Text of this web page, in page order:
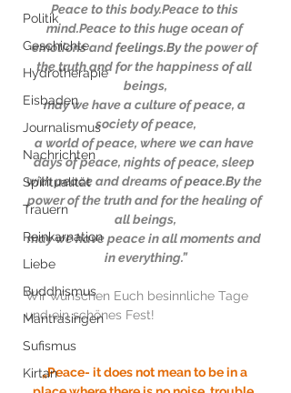
Politik
Geschichte
Hydrotherapie
Eisbaden
Journalismus
Nachrichten
Spiritualität
Trauern
Reinkarnation
Liebe
Buddhismus
Mantrasingen
Sufismus
Kirtan
Peace to this body.Peace to this
mind.Peace to this huge ocean of
emotions and feelings.By the power of
the truth and for the happiness of all
beings,
may we have a culture of peace, a
society of peace,
a world of peace, where we can have
days of peace, nights of peace, sleep
with peace and dreams of peace.By the
power of the truth and for the healing of
all beings,
may we have peace in all moments and
in everything.”
Wir wünschen Euch besinnliche Tage
und ein schönes Fest!
„Peace- it does not mean to be in a